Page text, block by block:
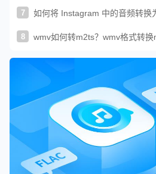
7 如何将 Instagram 中的音频转换
8 wmv如何转m2ts？wmv格式转换